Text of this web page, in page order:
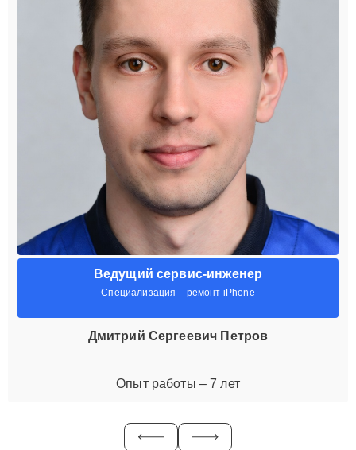
Ведущий сервис-инженер
Специализация – ремонт iPhone
Дмитрий Сергеевич Петров
Опыт работы – 7 лет